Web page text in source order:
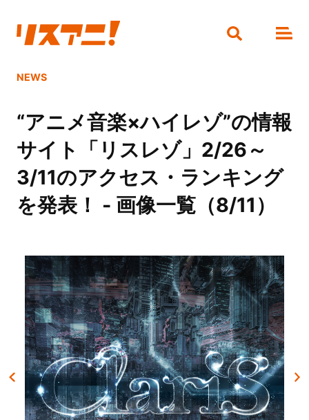
NEWS
“アニメ音楽×ハイレゾ”の情報
サイト「リスレゾ」2/26～
3/11のアクセス・ランキング
を発表！ - 画像一覧（8/11）